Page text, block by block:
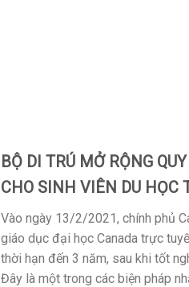
BỘ DI TRÚ MỞ RỘNG
CHO SINH VIÊN DU HỌC
Vào ngày 13/2/2021, chính phủ
giáo dục đại học Canada trực
thời hạn đến 3 năm, sau khi tốt
Đây là một trong các biện pháp